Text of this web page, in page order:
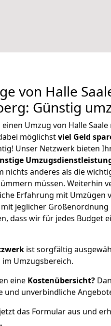
von Halle
Günstig
einen Umzug von Halle
möglichstviel Geld
Unser Netzwerk bieten
nichts anderes als die
müssen. Weiterhin
Erfahrung mit Umzügen
jeglicher
dass wir für jedes Budget
ist sorgfältig
Umzugsbereich.
eine Kostenübersicht?
und unverbindliche
das Formular aus und